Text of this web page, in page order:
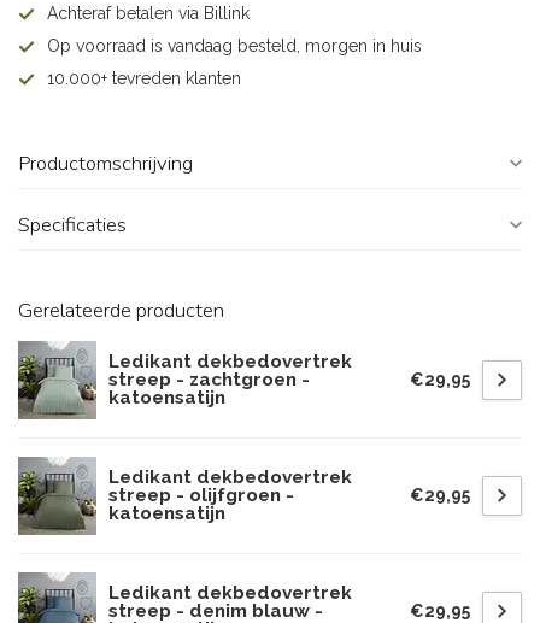
Achteraf betalen via Billink
Op voorraad is vandaag besteld, morgen in huis
10.000+ tevreden klanten
Productomschrijving
Specificaties
Gerelateerde producten
Ledikant dekbedovertrek
streep - zachtgroen -
katoensatijn
€29,95
Ledikant dekbedovertrek
streep - olijfgroen -
katoensatijn
€29,95
Ledikant dekbedovertrek
streep - denim blauw -
€29,95